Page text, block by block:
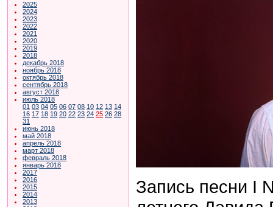
2025
2024
2023
2022
2021
2020
2019
2018
декабрь 2018
ноябрь 2018
октябрь 2018
сентябрь 2018
август 2018
июль 2018
01 03 04 05 06 07 08 10 12 13 14
16 17 18 19 20 22 23 24 25 26 28
31
июнь 2018
май 2018
апрель 2018
март 2018
февраль 2018
январь 2018
2017
2016
2015
2014
2013
Запись песни I